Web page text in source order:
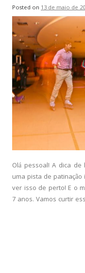
Posted on 13 de maio de
Olá pessoal! A dica
uma pista de patinação
ver isso de perto! E o
7 anos. Vamos curtir